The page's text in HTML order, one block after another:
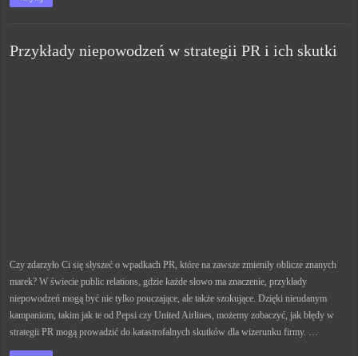
Przykłady niepowodzeń w strategii PR i ich skutki
Czy zdarzyło Ci się słyszeć o wpadkach PR, które na zawsze zmieniły oblicze znanych
marek? W świecie public relations, gdzie każde słowo ma znaczenie, przykłady
niepowodzeń mogą być nie tylko pouczające, ale także szokujące. Dzięki nieudanym
kampaniom, takim jak te od Pepsi czy United Airlines, możemy zobaczyć, jak błędy w
strategii PR mogą prowadzić do katastrofalnych skutków dla wizerunku firmy. …